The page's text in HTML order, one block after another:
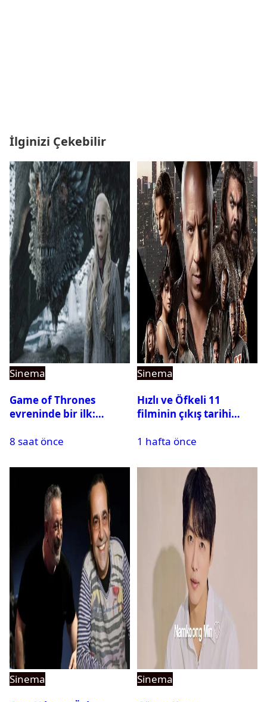
İlginizi Çekebilir
Sinema
Game of Thrones
evreninde bir ilk:
beyaz perdeye geliyor
8 saat önce
Sinema
Hızlı ve Öfkeli 11
filminin çıkış tarihi
1 hafta önce
Sinema
Sinema